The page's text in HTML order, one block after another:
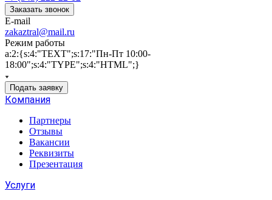
Заказать звонок
E-mail
zakaztral@mail.ru
Режим работы
a:2:{s:4:"TEXT";s:17:"Пн-Пт 10:00-
18:00";s:4:"TYPE";s:4:"HTML";}
Подать заявку
Компания
Партнеры
Отзывы
Вакансии
Реквизиты
Презентация
Услуги